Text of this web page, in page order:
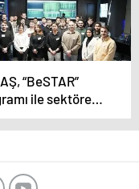
Açtı
“BeSTAR”
ile sektöre
mühendisler